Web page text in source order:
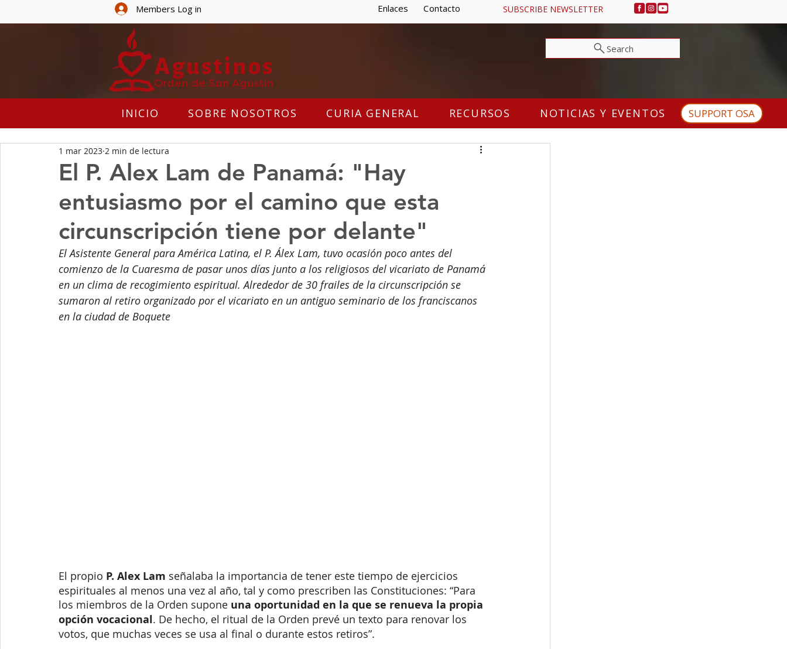
Members Log in Enlaces Contacto SUBSCRIBE NEWSLETTER
Search
INICIO SOBRE NOSOTROS CURIA GENERAL RECURSOS NOTICIAS Y EVENTOS SUPPORT OSA
El P. Alex Lam de Panamá: "Hay
entusiasmo por el camino que esta
circunscripción tiene por delante"
1 mar 2023 2 min de lectura
El Asistente General para América Latina, el P. Álex Lam, tuvo ocasión poco antes del
comienzo de la Cuaresma de pasar unos días junto a los religiosos del vicariato de Panamá
en un clima de recogimiento espiritual. Alrededor de 30 frailes de la circunscripción se
sumaron al retiro organizado por el vicariato en un antiguo seminario de los franciscanos
en la ciudad de Boquete
El propio P. Alex Lam señalaba la importancia de tener este tiempo de ejercicios
espirituales al menos una vez al año, tal y como prescriben las Constituciones: “Para
los miembros de la Orden supone una oportunidad en la que se renueva la propia
opción vocacional. De hecho, el ritual de la Orden prevé un texto para renovar los
votos, que muchas veces se usa al final o durante estos retiros”.